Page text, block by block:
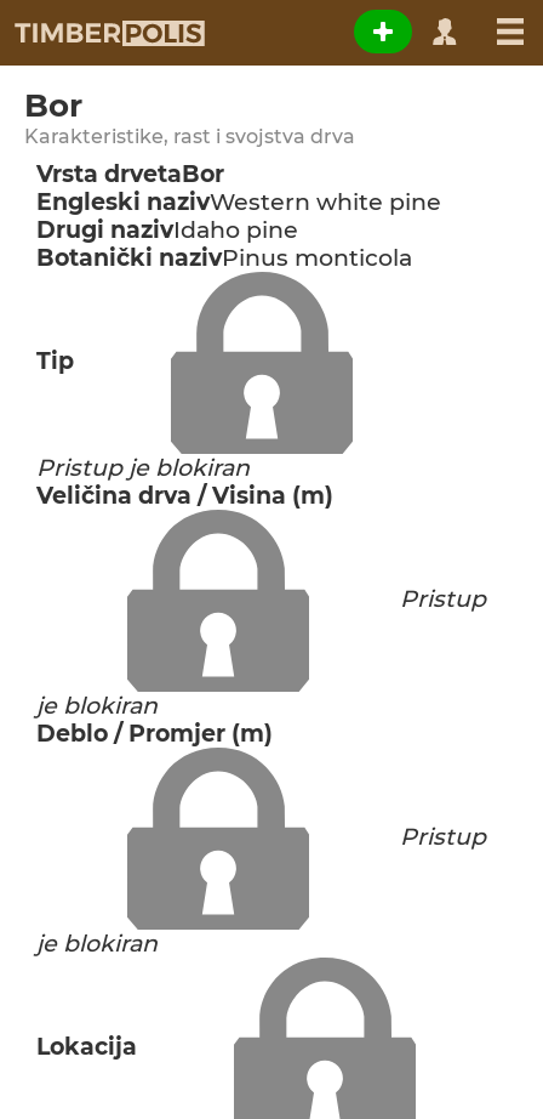
Bor
Karakteristike, rast i svojstva drva
Vrsta drvetaBor
Engleski nazivWestern white pine
Drugi nazivIdaho pine
Botanički nazivPinus monticola
Tip
Pristup je blokiran
Veličina drva / Visina (m)
Pristup
je blokiran
Deblo / Promjer (m)
Pristup
je blokiran
Lokacija